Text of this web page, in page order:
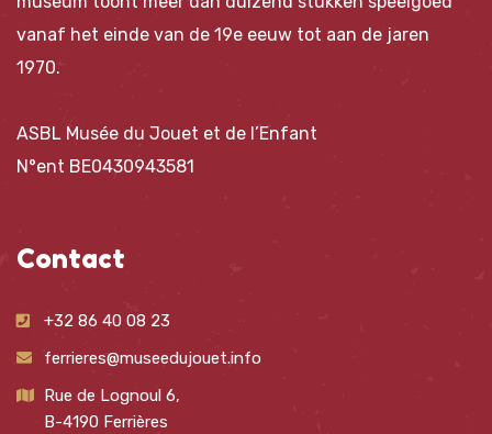
vanaf het einde van de 19e eeuw tot aan de jaren
1970.
ASBL Musée du Jouet et de l’Enfant
N°ent BE0430943581
Contact
+32 86 40 08 23
ferrieres@museedujouet.info
Rue de Lognoul 6,
B-4190 Ferrières